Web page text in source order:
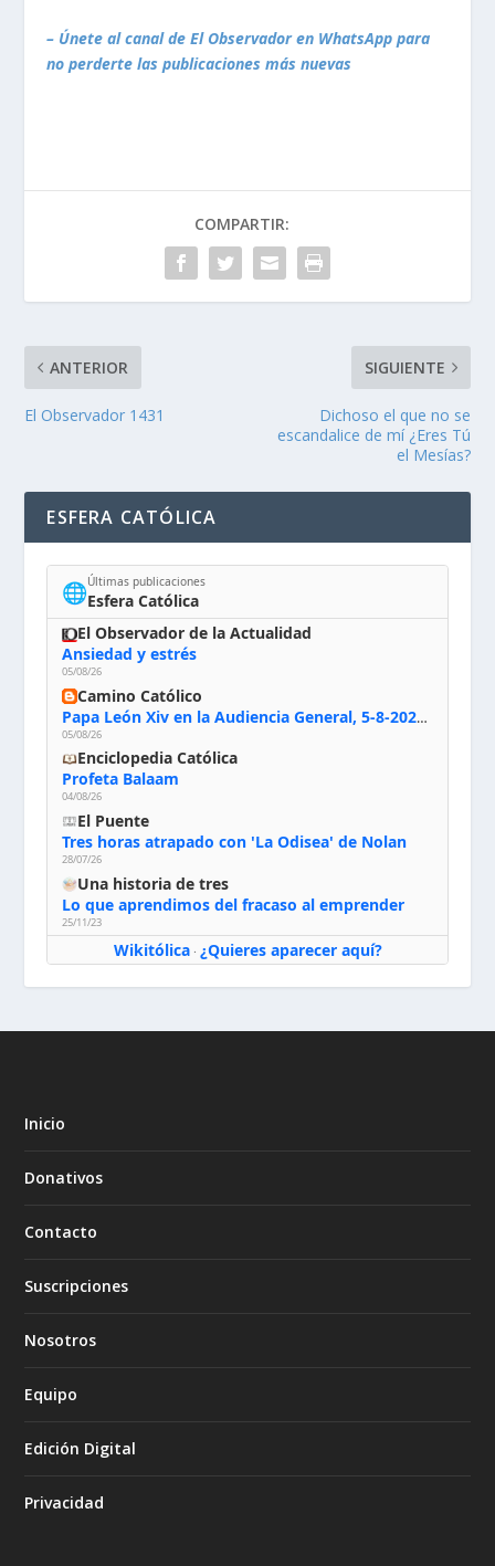
– Únete al canal de El Observador en WhatsApp para
no perderte las publicaciones más nuevas
COMPARTIR:
ANTERIOR
El Observador 1431
SIGUIENTE
Dichoso el que no se
escandalice de mí ¿Eres Tú
el Mesías?
ESFERA CATÓLICA
🌐Últimas publicaciones
Esfera Católica
El Observador de la Actualidad
Ansiedad y estrés
05/08/26
Camino Católico
Papa León Xiv en la Audiencia General, 5-8-2026: «Dios en el primer puesto; la oración, nuestra primera obligación; la liturgia, la primera fuente de la vida divina que se nos comunica, la primera escuela de nuestra vida espiritual»
05/08/26
Enciclopedia Católica
Profeta Balaam
04/08/26
El Puente
Tres horas atrapado con 'La Odisea' de Nolan
28/07/26
Una historia de tres
Lo que aprendimos del fracaso al emprender
25/11/23
Wikitólica· ¿Quieres aparecer aquí?
Inicio
Donativos
Contacto
Suscripciones
Nosotros
Equipo
Edición Digital
Privacidad